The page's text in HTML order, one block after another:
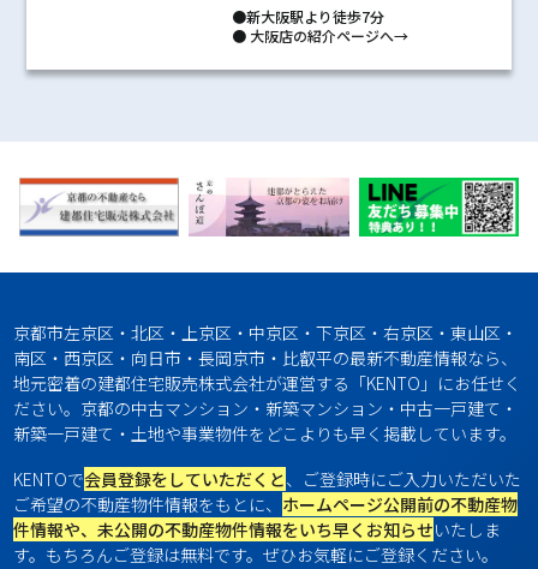
●新大阪駅より徒歩7分
●大阪店の紹介ページへ→
京都市左京区・北区・上京区・中京区・下京区・右京区・東山区・
南区・西京区・向日市・長岡京市・比叡平の最新不動産情報なら、
地元密着の建都住宅販売株式会社が運営する「KENTO」にお任せく
ださい。京都の中古マンション・新築マンション・中古一戸建て・
新築一戸建て・土地や事業物件をどこよりも早く掲載しています。
KENTOで会員登録をしていただくと、ご登録時にご入力いただいた
ご希望の不動産物件情報をもとに、 ホームページ公開前の不動産物
件情報や、未公開の不動産物件情報をいち早くお知らせいたしま
す。もちろんご登録は無料です。ぜひお気軽にご登録ください。